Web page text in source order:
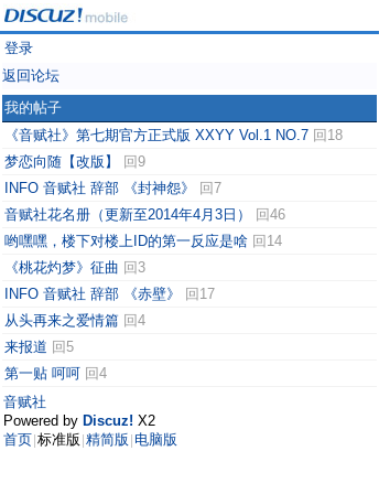
登录
返回论坛
我的帖子
《音赋社》第七期官方正式版 XXYY Vol.1 NO.7 回18
梦恋向随【改版】
回9
INFO 音赋社 辞部 《封神怨》
回7
音赋社花名册（更新至2014年4月3日）
回46
哟嘿嘿，楼下对楼上ID的第一反应是啥 回14
《桃花灼梦》征曲 回3
INFO 音赋社 辞部 《赤壁》
回17
从头再来之爱情篇 回4
来报道 回5
第一贴 呵呵 回4
音赋社
Powered by Discuz! X2
首页 标准版 精简版 电脑版